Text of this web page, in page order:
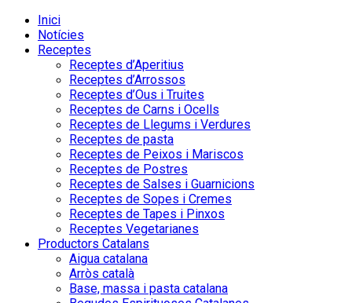
Inici
Notícies
Receptes
Receptes d’Aperitius
Receptes d’Arrossos
Receptes d’Ous i Truites
Receptes de Carns i Ocells
Receptes de Llegums i Verdures
Receptes de pasta
Receptes de Peixos i Mariscos
Receptes de Postres
Receptes de Salses i Guarnicions
Receptes de Sopes i Cremes
Receptes de Tapes i Pinxos
Receptes Vegetarianes
Productors Catalans
Aigua catalana
Arròs català
Base, massa i pasta catalana